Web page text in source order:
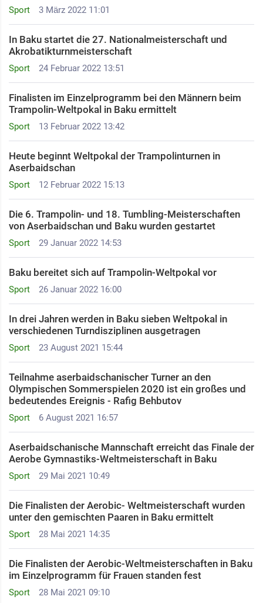
Sport 3 März 2022 11:01
Sport 24 Februar 2022 13:51
In Baku startet die 27. Nationalmeisterschaft und
Akrobatikturnmeisterschaft
Sport 13 Februar 2022 13:42
Finalisten im Einzelprogramm bei den Männern beim
Trampolin-Weltpokal in Baku ermittelt
Sport 12 Februar 2022 15:13
Heute beginnt Weltpokal der Trampolinturnen in
Aserbaidschan
Sport 29 Januar 2022 14:53
Die 6. Trampolin- und 18. Tumbling-Meisterschaften
von Aserbaidschan und Baku wurden gestartet
Sport 26 Januar 2022 16:00
Baku bereitet sich auf Trampolin-Weltpokal vor
Sport 23 August 2021 15:44
In drei Jahren werden in Baku sieben Weltpokal in
verschiedenen Turndisziplinen ausgetragen
Sport 6 August 2021 16:57
Teilnahme aserbaidschanischer Turner an den
Olympischen Sommerspielen 2020 ist ein großes und
bedeutendes Ereignis - Rafig Behbutov
Sport 29 Mai 2021 10:49
Aserbaidschanische Mannschaft erreicht das Finale der
Aerobe Gymnastiks-Weltmeisterschaft in Baku
Sport 28 Mai 2021 14:35
Die Finalisten der Aerobic- Weltmeisterschaft wurden
unter den gemischten Paaren in Baku ermittelt
Sport 28 Mai 2021 09:10
Die Finalisten der Aerobic-Weltmeisterschaften in Baku
im Einzelprogramm für Frauen standen fest